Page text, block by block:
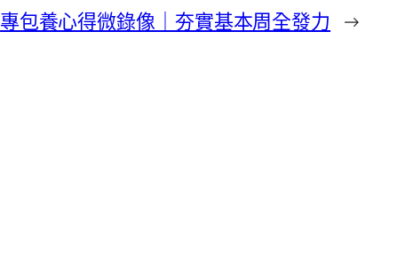
專包養心得微錄像｜夯實基本周全發力 →